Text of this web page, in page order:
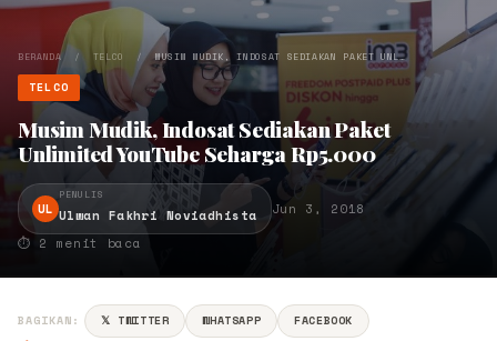
BERANDA/ TELCO /MUSIM MUDIK, INDOSAT SEDIAKAN PAKET UNL…
TELCO
Musim Mudik, Indosat Sediakan Paket
Unlimited YouTube Seharga Rp5.000
UL
PENULIS
Ulwan Fakhri Noviadhista
Jun 3, 2018
⏱ 2 menit baca
BAGIKAN: 𝕏 TWITTER WHATSAPP
FACEBOOK